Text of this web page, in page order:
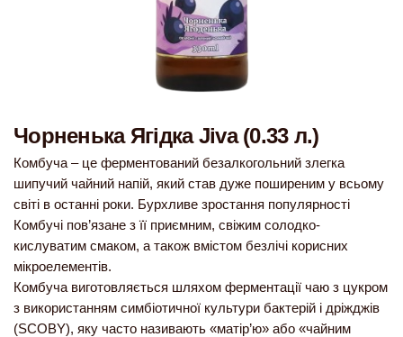
Чорненька Ягідка Jiva (0.33 л.)
Комбуча – це ферментований безалкогольний злегка
шипучий чайний напій, який став дуже поширеним у всьому
світі в останні роки. Бурхливе зростання популярності
Комбучі пов’язане з її приємним, свіжим солодко-
кислуватим смаком, а також вмістом безлічі корисних
мікроелементів.
Комбуча виготовляється шляхом ферментації чаю з цукром
з використанням симбіотичної культури бактерій і дріжджів
(SCOBY), яку часто називають «матір’ю» або «чайним